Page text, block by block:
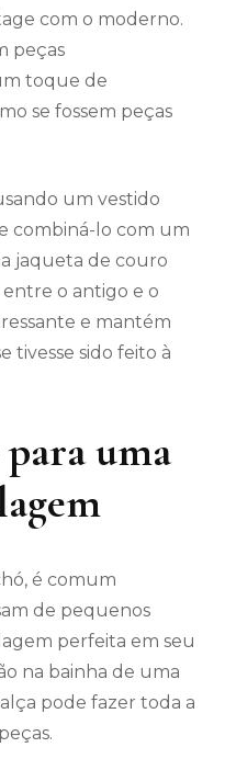
com o moderno.
peças
toque de
se fossem peças
um vestido
combiná-lo com um
jaqueta de couro
entre o antigo e o
e mantém
tivesse sido feito à
para uma
é comum
de pequenos
perfeita em seu
na bainha de uma
pode fazer toda a